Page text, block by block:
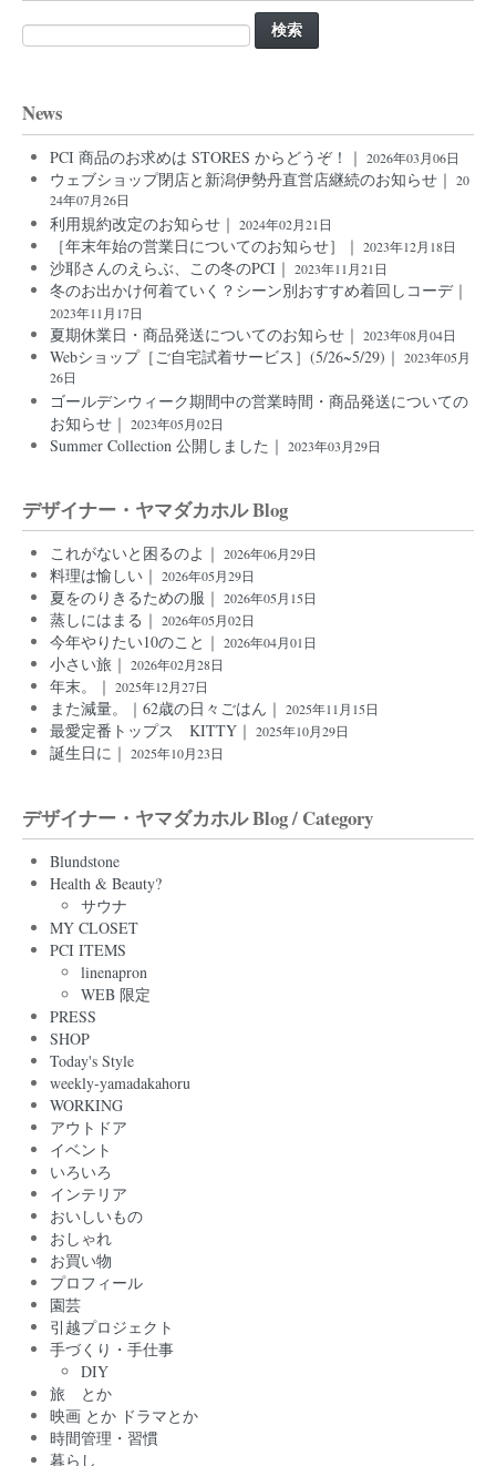
検
索:
News
PCI 商品のお求めは STORES からどうぞ！｜ 2026年03月06日
ウェブショップ閉店と新潟伊勢丹直営店継続のお知らせ｜ 20
24年07月26日
利用規約改定のお知らせ｜ 2024年02月21日
［年末年始の営業日についてのお知らせ］｜ 2023年12月18日
沙耶さんのえらぶ、この冬のPCI｜ 2023年11月21日
冬のお出かけ何着ていく？シーン別おすすめ着回しコーデ｜
2023年11月17日
夏期休業日・商品発送についてのお知らせ｜ 2023年08月04日
Webショップ［ご自宅試着サービス］(5/26~5/29)｜ 2023年05月
26日
ゴールデンウィーク期間中の営業時間・商品発送についての
お知らせ｜ 2023年05月02日
Summer Collection 公開しました｜ 2023年03月29日
デザイナー・ヤマダカホル Blog
これがないと困るのよ｜ 2026年06月29日
料理は愉しい｜ 2026年05月29日
夏をのりきるための服｜ 2026年05月15日
蒸しにはまる｜ 2026年05月02日
今年やりたい10のこと｜ 2026年04月01日
小さい旅｜ 2026年02月28日
年末。｜ 2025年12月27日
また減量。｜62歳の日々ごはん｜ 2025年11月15日
最愛定番トップス KITTY｜ 2025年10月29日
誕生日に｜ 2025年10月23日
デザイナー・ヤマダカホル Blog / Category
Blundstone
Health & Beauty?
サウナ
MY CLOSET
PCI ITEMS
linenapron
WEB 限定
PRESS
SHOP
Today's Style
weekly-yamadakahoru
WORKING
アウトドア
イベント
いろいろ
インテリア
おいしいもの
おしゃれ
お買い物
プロフィール
園芸
引越プロジェクト
手づくり・手仕事
DIY
旅 とか
映画 とか ドラマとか
時間管理・習慣
暮らし